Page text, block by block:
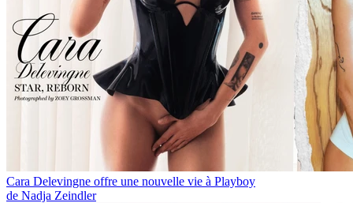
Cara Delevingne offre une nouvelle vie à Playboy
de Nadja Zeindler